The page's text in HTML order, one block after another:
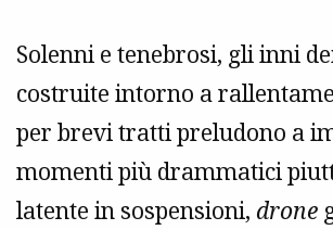
Solenni e tenebrosi, gli inni
costruite intorno a
per brevi tratti preludono a
momenti più drammatici
latente in sospensioni, drone